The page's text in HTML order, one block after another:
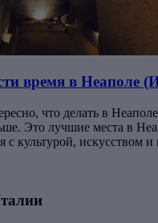
время в Неаполе
что делать в
Это лучшие места в
с культурой, искусством